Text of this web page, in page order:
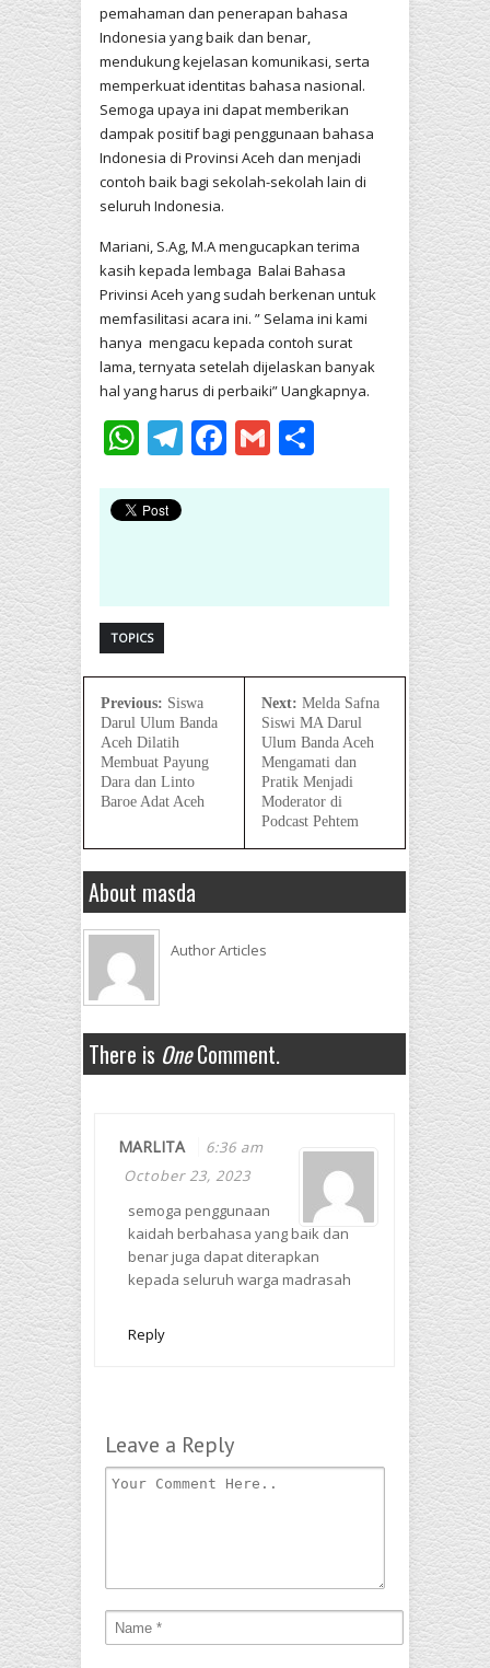
pemahaman dan penerapan bahasa
Indonesia yang baik dan benar,
mendukung kejelasan komunikasi, serta
memperkuat identitas bahasa nasional.
Semoga upaya ini dapat memberikan
dampak positif bagi penggunaan bahasa
Indonesia di Provinsi Aceh dan menjadi
contoh baik bagi sekolah-sekolah lain di
seluruh Indonesia.
Mariani, S.Ag, M.A mengucapkan terima
kasih kepada lembaga Balai Bahasa
Privinsi Aceh yang sudah berkenan untuk
memfasilitasi acara ini. ” Selama ini kami
hanya mengacu kepada contoh surat
lama, ternyata setelah dijelaskan banyak
hal yang harus di perbaiki” Uangkapnya.
WhatsApp
Telegram
Facebook
Gmail
TOPICS
Previous: Siswa
Darul Ulum Banda
Aceh Dilatih
Membuat Payung
Dara dan Linto
Baroe Adat Aceh
Next: Melda Safna
Siswi MA Darul
Ulum Banda Aceh
Mengamati dan
Pratik Menjadi
Moderator di
Podcast Pehtem
About masda
Author Articles
There is OneComment.
MARLITA
6:36 am
October 23, 2023
semoga penggunaan
kaidah berbahasa yang baik dan
benar juga dapat diterapkan
kepada seluruh warga madrasah
Reply
Leave a Reply